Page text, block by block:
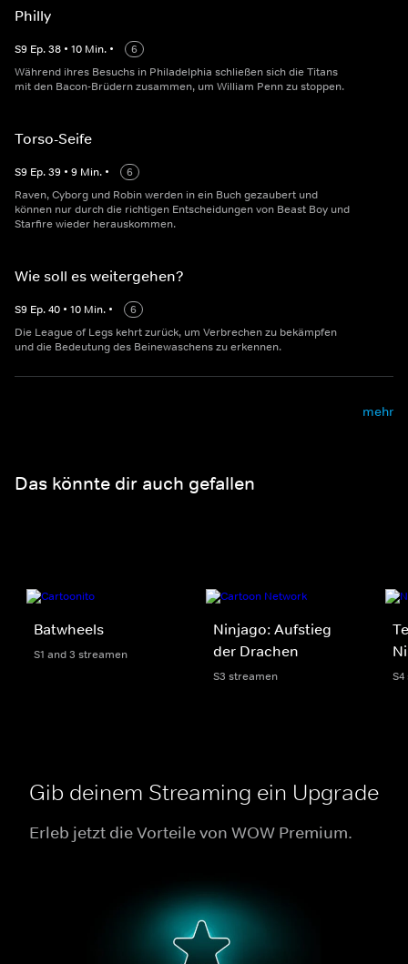
Philly
S9 Ep.38 • 10 Min. •
6
Während ihres Besuchs in Philadelphia schließen sich die Titans
mit den Bacon-Brüdern zusammen, um William Penn zu stoppen.
Torso-Seife
S9 Ep.39 • 9 Min. •
6
Raven, Cyborg und Robin werden in ein Buch gezaubert und
können nur durch die richtigen Entscheidungen von Beast Boy und
Starfire wieder herauskommen.
Wie soll es weitergehen?
S9 Ep.40 • 10 Min. •
6
Die League of Legs kehrt zurück, um Verbrechen zu bekämpfen
und die Bedeutung des Beinewaschens zu erkennen.
mehr
Das könnte dir auch gefallen
Batwheels
S1 and 3 streamen
Ninjago: Aufstieg
der Drachen
S3 streamen
Gib deinem Streaming ein Upgrade
Erleb jetzt die Vorteile von WOW Premium.